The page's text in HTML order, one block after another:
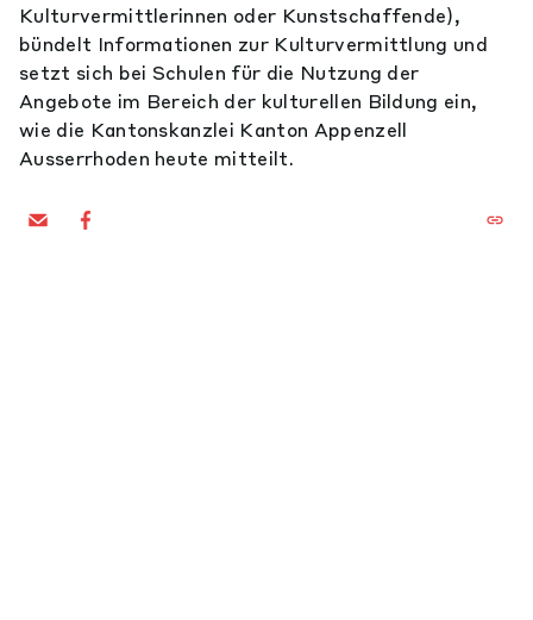
Kulturvermittlerinnen oder Kunstschaffende),
bündelt Informationen zur Kulturvermittlung und
setzt sich bei Schulen für die Nutzung der
Angebote im Bereich der kulturellen Bildung ein,
wie die Kantonskanzlei Kanton Appenzell
Ausserrhoden heute mitteilt.